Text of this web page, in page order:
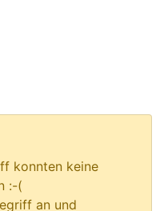
konnten keine
:-(
an und